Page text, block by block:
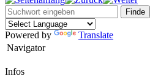
Powered by
Translate
Navigator
Infos